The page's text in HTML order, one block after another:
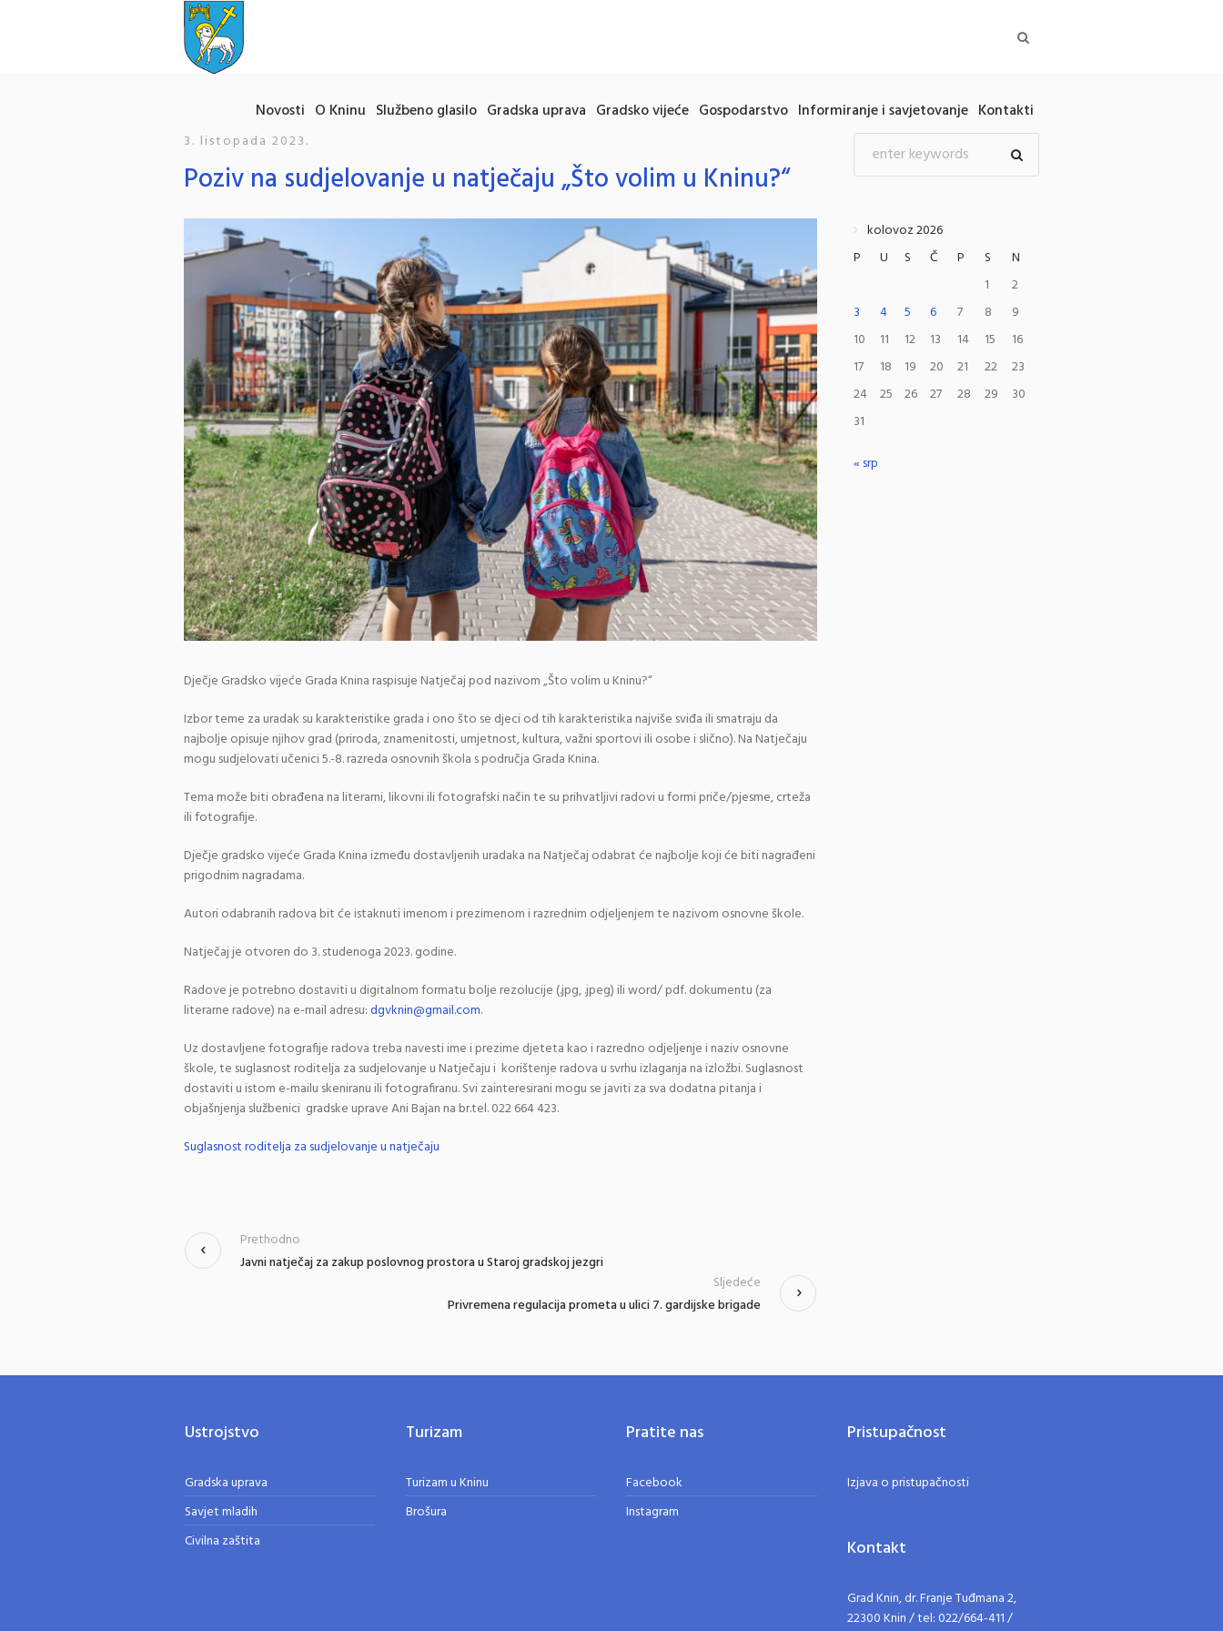
Novosti O Kninu Službeno glasilo Gradska uprava Gradsko vijeće Gospodarstvo Informiranje i savjetovanje Kontakti
3. listopada 2023.
Poziv na sudjelovanje u natječaju „Što volim u Kninu?“
Dječje Gradsko vijeće Grada Knina raspisuje Natječaj pod nazivom „Što volim u Kninu?“
Izbor teme za uradak su karakteristike grada i ono što se djeci od tih karakteristika najviše sviđa ili smatraju da
najbolje opisuje njihov grad (priroda, znamenitosti, umjetnost, kultura, važni sportovi ili osobe i slično). Na Natječaju
mogu sudjelovati učenici 5.-8. razreda osnovnih škola s područja Grada Knina.
Tema može biti obrađena na literarni, likovni ili fotografski način te su prihvatljivi radovi u formi priče/pjesme, crteža
ili fotografije.
Dječje gradsko vijeće Grada Knina između dostavljenih uradaka na Natječaj odabrat će najbolje koji će biti nagrađeni
prigodnim nagradama.
Autori odabranih radova bit će istaknuti imenom i prezimenom i razrednim odjeljenjem te nazivom osnovne škole.
Natječaj je otvoren do 3. studenoga 2023. godine.
Radove je potrebno dostaviti u digitalnom formatu bolje rezolucije (.jpg, .jpeg) ili word/ pdf. dokumentu (za
literarne radove) na e-mail adresu:dgvknin@gmail.com.
Uz dostavljene fotografije radova treba navesti ime i prezime djeteta kao i razredno odjeljenje i naziv osnovne
škole, te suglasnost roditelja za sudjelovanje u Natječaju i korištenje radova u svrhu izlaganja na izložbi. Suglasnost
dostaviti u istom e-mailu skeniranu ili fotografiranu. Svi zainteresirani mogu se javiti za sva dodatna pitanja i
objašnjenja službenici gradske uprave Ani Bajan na br.tel. 022 664 423.
Suglasnost roditelja za sudjelovanje u natječaju
Javni natječaj za zakup poslovnog prostora u Staroj gradskoj jezgri
Prethodno
Privremena regulacija prometa u ulici 7. gardijske brigade
Sljedeće
kolovoz 2026
P
U S Č P S
N
1
2
3
4 5 6 7 8
9
10
11 12 13 14 15
16
17
18 19 20 21 22
23
24
25 26 27 28 29
30
31
« srp
Ustrojstvo
Gradska uprava
Savjet mladih
Civilna zaštita
Turizam
Turizam u Kninu
Brošura
Pratite nas
Facebook
Instagram
Pristupačnost
Izjava o pristupačnosti
Kontakt
Grad Knin, dr. Franje Tuđmana 2,
22300 Knin / tel: 022/664-411 /